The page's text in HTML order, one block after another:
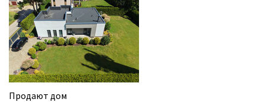
Оценка недвижимости
Предприятие
Услуги
Продают дом